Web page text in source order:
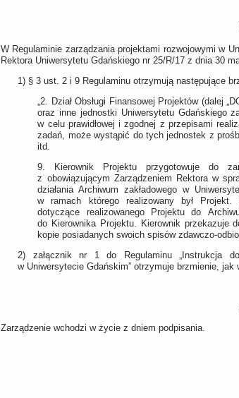
W Regulaminie zarządzania projektami rozwojowymi w
Rektora Uniwersytetu Gdańskiego nr 25/R/17 z dnia 30
1) § 3 ust. 2 i 9 Regulaminu otrzymują następujące
„2. Dział Obsługi Finansowej Projektów (dalej
oraz inne jednostki Uniwersytetu Gdańskiego
w celu prawidłowej i zgodnej z przepisami
zadań, może wystąpić do tych jednostek z
itd.
9. Kierownik Projektu przygotowuje do
z obowiązującym Zarządzeniem Rektora w
działania Archiwum zakładowego w
w ramach którego realizowany był Projekt.
dotyczące realizowanego Projektu do
do Kierownika Projektu. Kierownik przekazuje
kopie posiadanych swoich spisów zdawczo-
2) załącznik nr 1 do Regulaminu „Instrukcja
w Uniwersytecie Gdańskim” otrzymuje brzmienie, jak
Zarządzenie wchodzi w życie z dniem podpisania.